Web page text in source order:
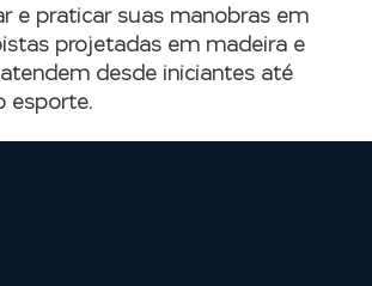
e praticar suas manobras em
projetadas em madeira e
desde iniciantes até
esporte.